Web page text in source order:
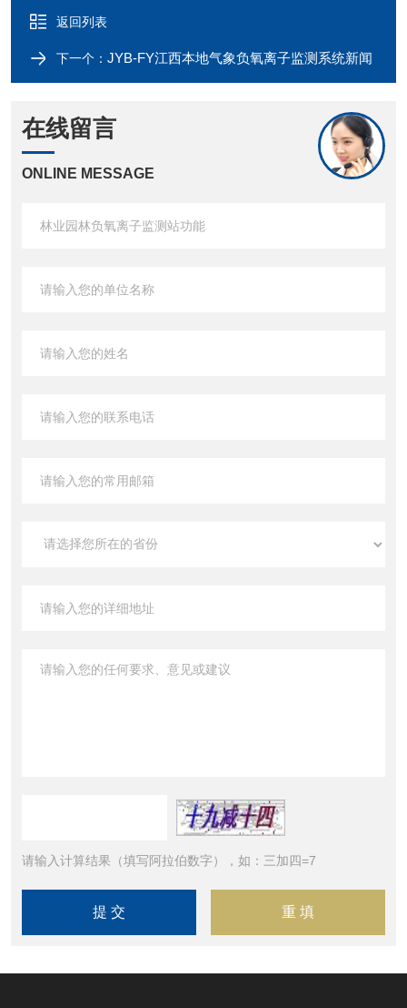
返回列表
下一个： JYB-FY江西本地气象负氧离子监测系统新闻
在线留言
ONLINE MESSAGE
请输入计算结果（填写阿拉伯数字），如：三加四=7